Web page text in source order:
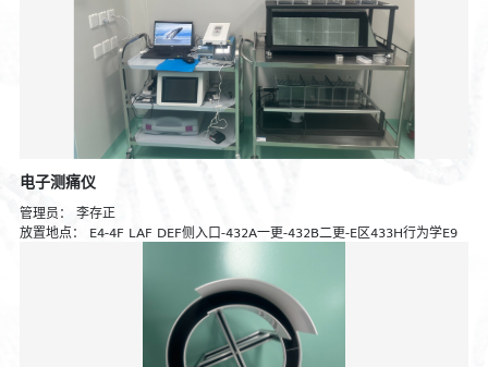
电子测痛仪
管理员： 李存正
放置地点： E4-4F LAF DEF侧入口-432A一更-432B二更-E区433H行为学E9